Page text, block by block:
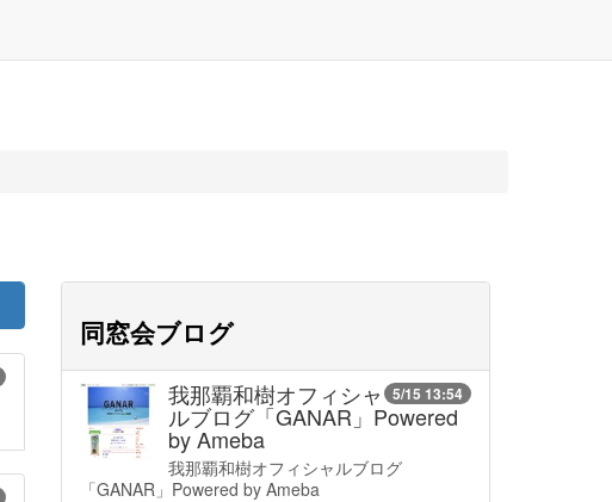
同窓会ブログ
5/15 13:54
我那覇和樹オフィシャ
ルブログ「GANAR」Powered
by Ameba
我那覇和樹オフィシャルブログ
「GANAR」Powered by Ameba